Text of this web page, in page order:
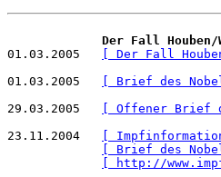
Der Fall Houben/
01.03.2005
[ Der Fall
01.03.2005
[ Brief des
29.03.2005
[ Offener Brief
23.11.2004
[
[ Brief des
[ http://